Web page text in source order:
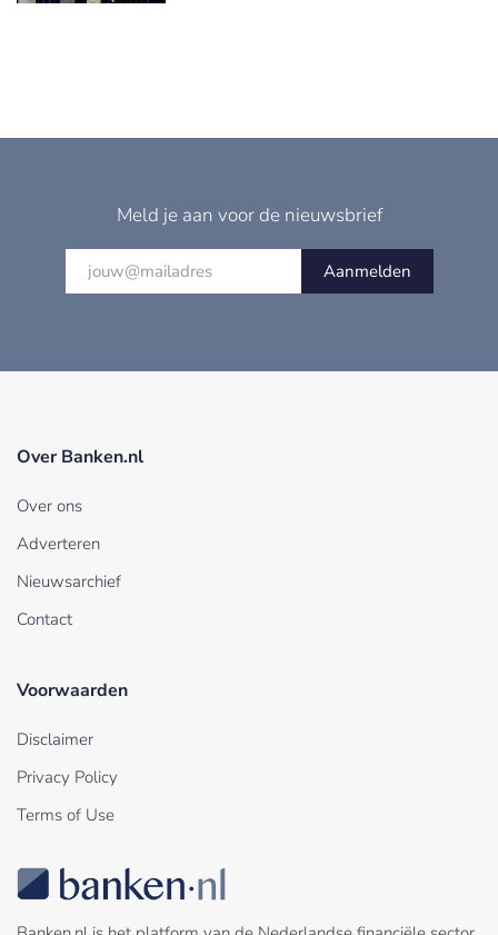
Meld je aan voor de nieuwsbrief
Aanmelden
Over Banken.nl
Over ons
Adverteren
Nieuwsarchief
Contact
Voorwaarden
Disclaimer
Privacy Policy
Terms of Use